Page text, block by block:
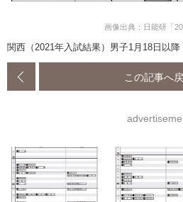
画像出典：日能研「
関西（2021年入試結果）男子1月18日以降
この記事へ